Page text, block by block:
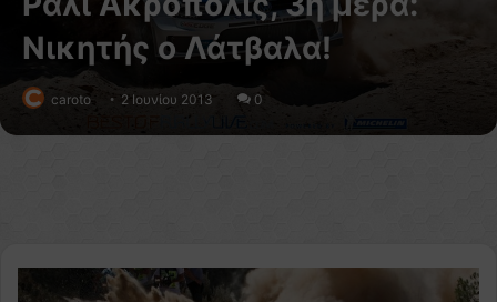
Νικητής ο Λάτβαλα!
caroto 2 Ιουνίου 2013 0